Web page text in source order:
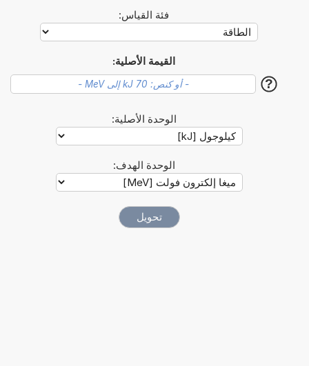
فئة القياس:
القيمة الأصلية:
?
الوحدة الأصلية:
الوحدة الهدف: